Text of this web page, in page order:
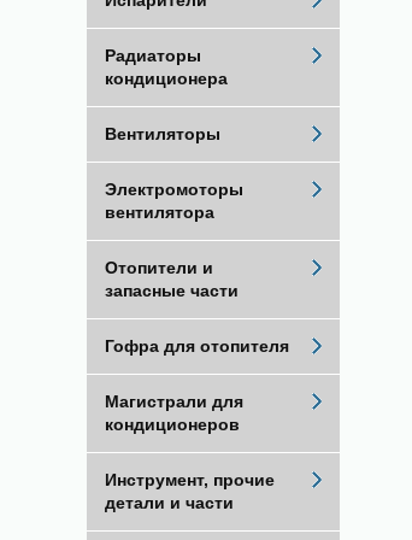
Радиаторы
кондиционера
Вентиляторы
Электромоторы
вентилятора
Отопители и
запасные части
Гофра для отопителя
Магистрали для
кондиционеров
Инструмент, прочие
детали и части